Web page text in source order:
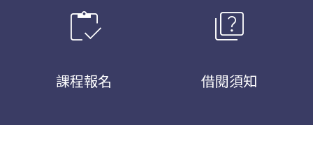
inventory
課程報名
quiz
借閱須知